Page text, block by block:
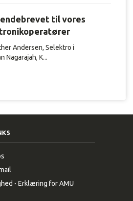
til vores
Andersen, Selektro i
Nagarajah, K...
- Erklæring for AMU